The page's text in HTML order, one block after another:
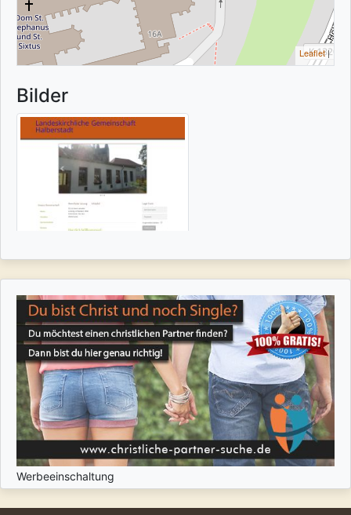
Leaflet|
Bilder
Werbeeinschaltung